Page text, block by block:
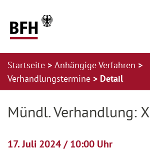
Startseite
Anhängige Verfahren
Verhandlungstermine
Detail
Mündl. Verhandlung:
17. Juli 2024 / 10:00 Uhr